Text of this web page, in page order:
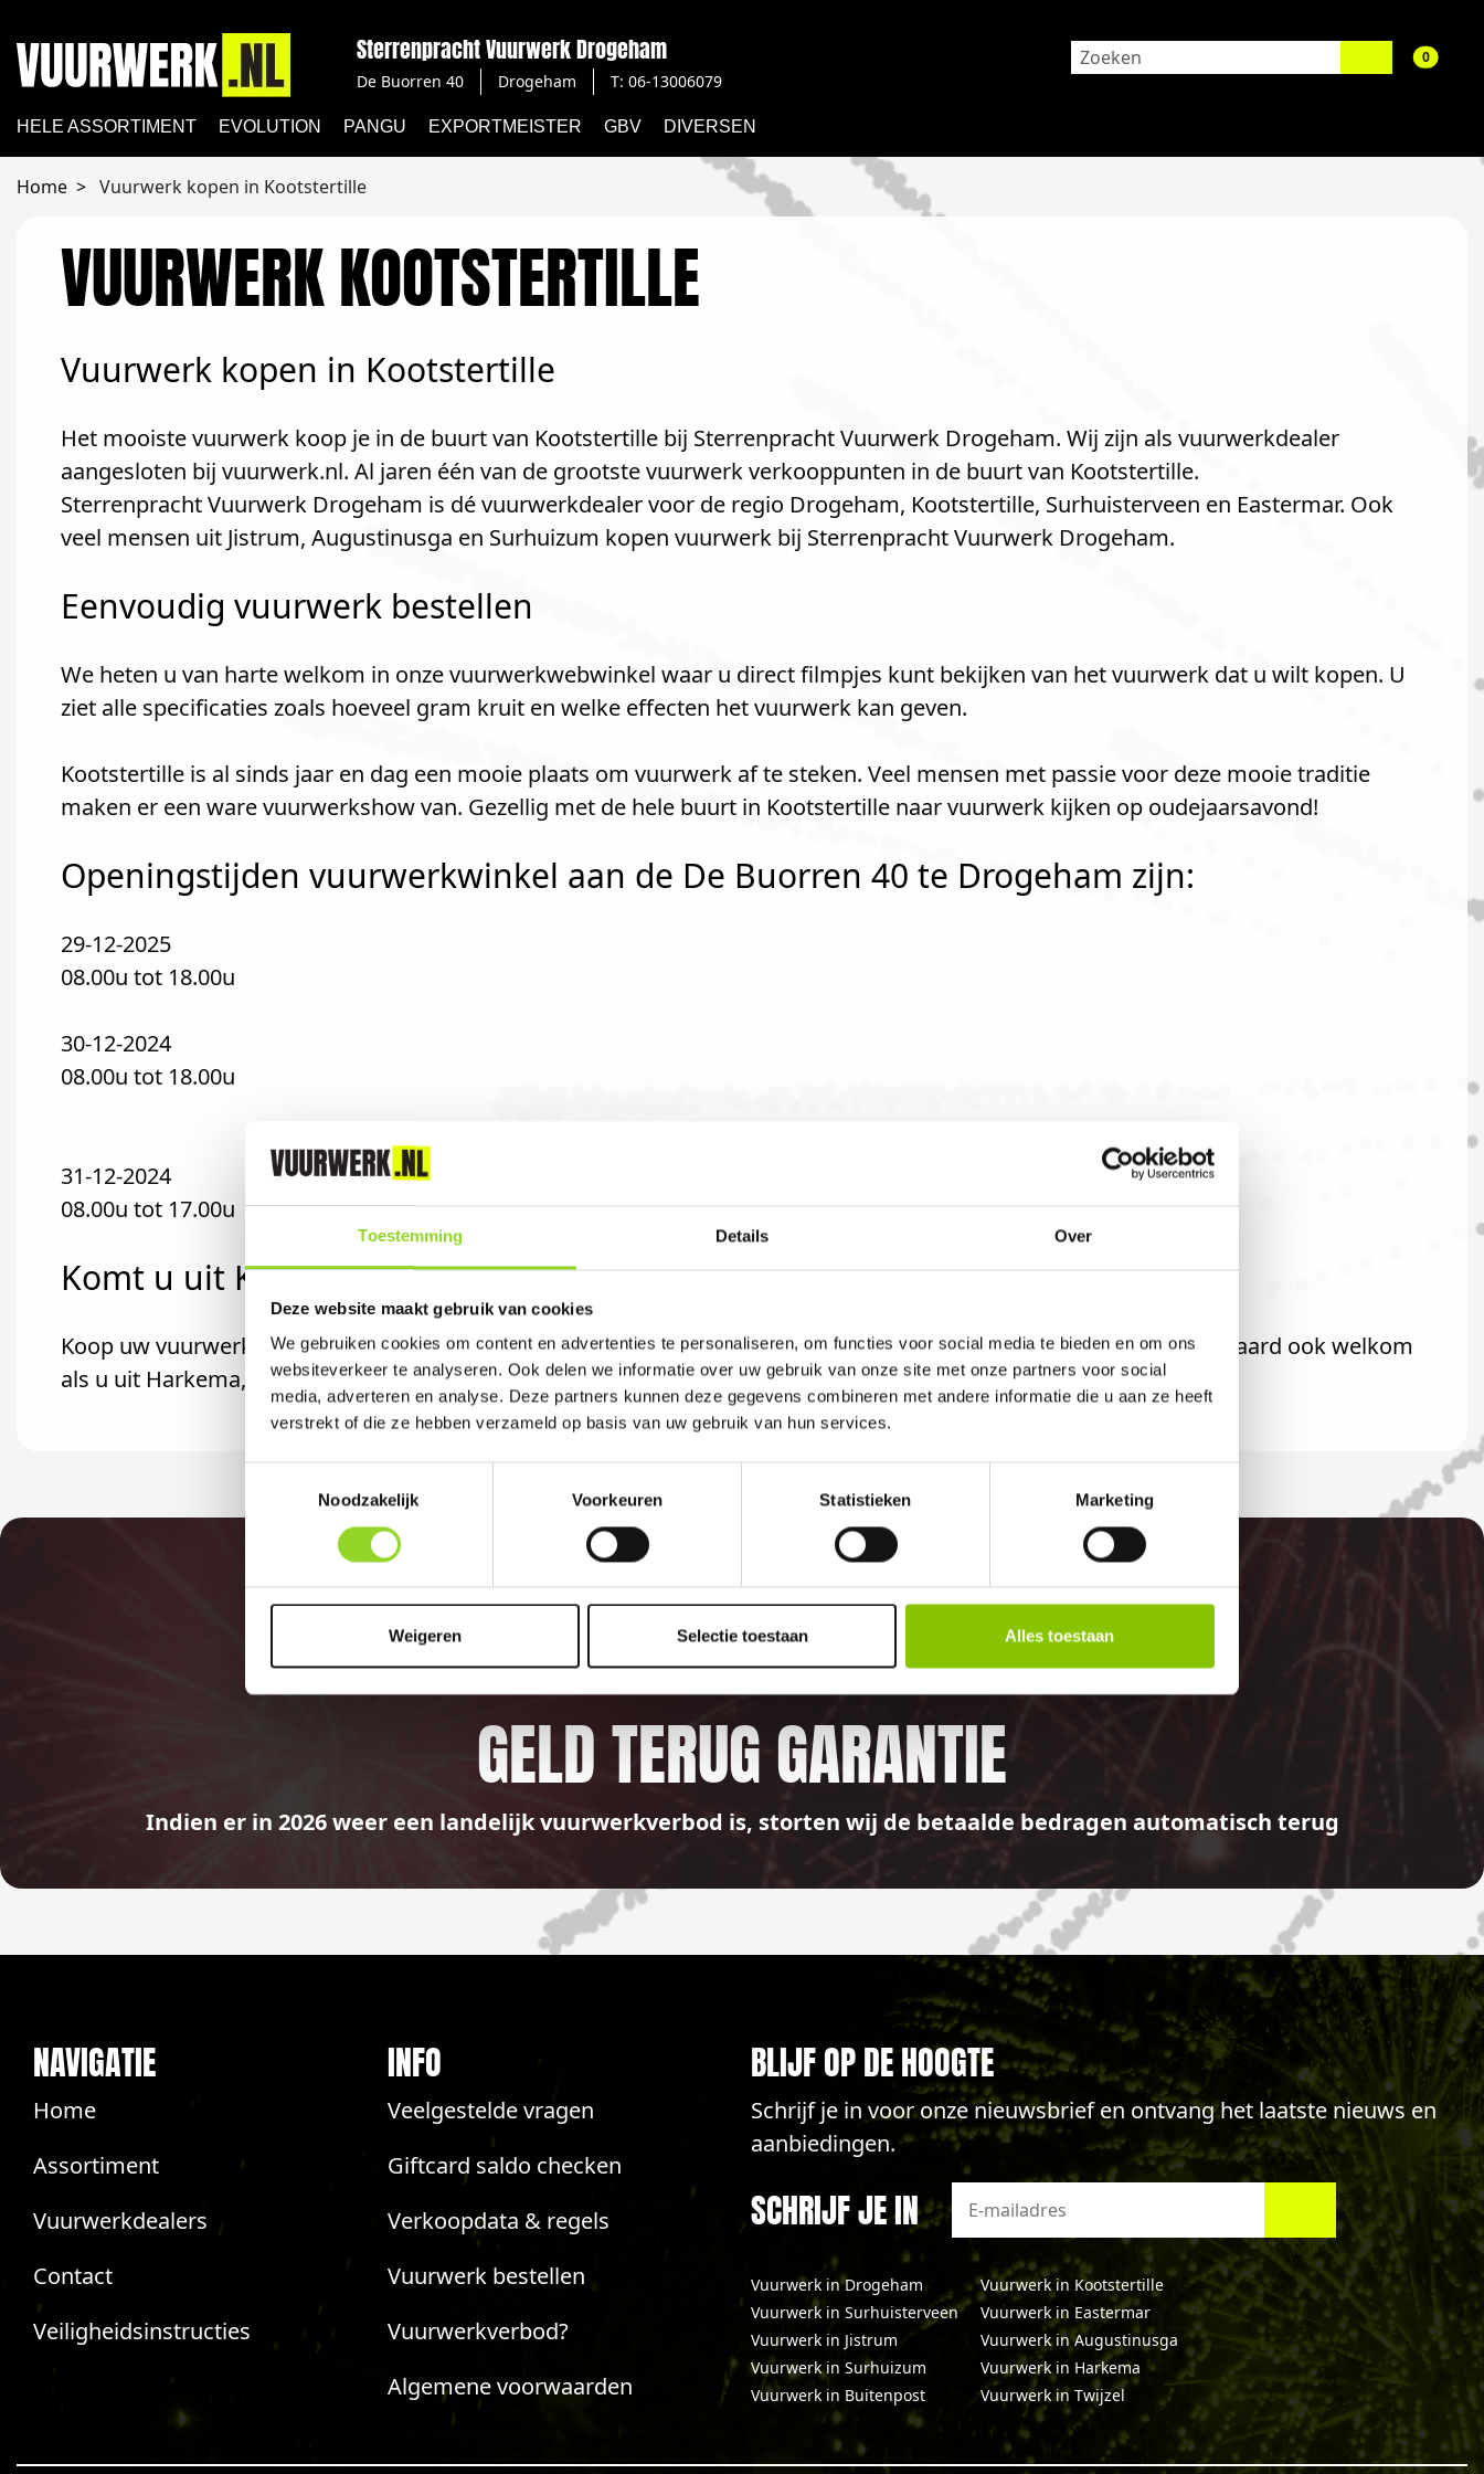
Toestemming Details Over
Deze website maakt gebruik van cookies
We gebruiken cookies om content en advertenties te personaliseren, om functies voor social media te bieden en om ons
websiteverkeer te analyseren. Ook delen we informatie over uw gebruik van onze site met onze partners voor social
media, adverteren en analyse. Deze partners kunnen deze gegevens combineren met andere informatie die u aan ze heeft
verstrekt of die ze hebben verzameld op basis van uw gebruik van hun services.
Noodzakelijk
Voorkeuren Statistieken Marketing
Weigeren Selectie toestaan Alles toestaan
Sterrenpracht Vuurwerk Drogeham
De Buorren 40 Drogeham T: 06-13006079
0aantal
HELE ASSORTIMENT EVOLUTION PANGU EXPORTMEISTER GBV DIVERSEN
Home Vuurwerk kopen in Kootstertille
VUURWERK KOOTSTERTILLE
Vuurwerk kopen in Kootstertille
Het mooiste vuurwerk koop je in de buurt van Kootstertille bij Sterrenpracht Vuurwerk Drogeham. Wij zijn als vuurwerkdealer
aangesloten bij vuurwerk.nl. Al jaren één van de grootste vuurwerk verkooppunten in de buurt van Kootstertille.
Sterrenpracht Vuurwerk Drogeham is dé vuurwerkdealer voor de regio Drogeham, Kootstertille, Surhuisterveen en Eastermar. Ook
veel mensen uit Jistrum, Augustinusga en Surhuizum kopen vuurwerk bij Sterrenpracht Vuurwerk Drogeham.
Eenvoudig vuurwerk bestellen
We heten u van harte welkom in onze vuurwerkwebwinkel waar u direct filmpjes kunt bekijken van het vuurwerk dat u wilt kopen. U
ziet alle specificaties zoals hoeveel gram kruit en welke effecten het vuurwerk kan geven.
Kootstertille is al sinds jaar en dag een mooie plaats om vuurwerk af te steken. Veel mensen met passie voor deze mooie traditie
maken er een ware vuurwerkshow van. Gezellig met de hele buurt in Kootstertille naar vuurwerk kijken op oudejaarsavond!
Openingstijden vuurwerkwinkel aan de De Buorren 40 te Drogeham zijn:
29-12-2025
08.00u tot 18.00u
30-12-2024
08.00u tot 18.00u
31-12-2024
08.00u tot 17.00u
Komt u uit Kootstertille?
Koop uw vuurwerk dan bij Sterrenpracht Vuurwerk Drogeham in Drogeham. U bent van harte welkom! U bent uiteraard ook welkom
als u uit Harkema, Buitenpost of Twijzel komt.
100%
GELD TERUG GARANTIE
Indien er in 2026 weer een landelijk vuurwerkverbod is, storten wij de betaalde bedragen automatisch terug
NAVIGATIE
Home
Assortiment
Vuurwerkdealers
Contact
Veiligheidsinstructies
INFO
Veelgestelde vragen
Giftcard saldo checken
Verkoopdata & regels
Vuurwerk bestellen
Vuurwerkverbod?
Algemene voorwaarden
BLIJF OP DE HOOGTE
Schrijf je in voor onze nieuwsbrief en ontvang het laatste nieuws en
aanbiedingen.
SCHRIJF JE IN
Vuurwerk in Drogeham
Vuurwerk in Kootstertille
Vuurwerk in Surhuisterveen
Vuurwerk in Eastermar
Vuurwerk in Jistrum
Vuurwerk in Augustinusga
Vuurwerk in Surhuizum
Vuurwerk in Harkema
Vuurwerk in Buitenpost
Vuurwerk in Twijzel